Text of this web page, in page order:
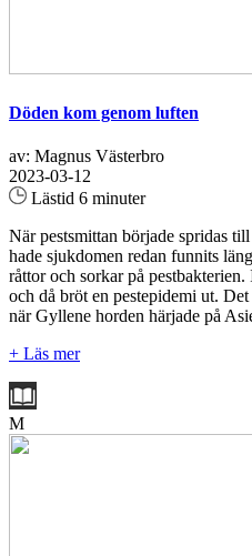
Döden kom genom luften
av: Magnus Västerbro
2023-03-12
Lästid 6 minuter
När pestsmittan började spridas
hade sjukdomen redan funnits
råttor och sorkar på
och då bröt en pestepidemi ut.
när Gyllene horden härjade på
+ Läs mer
M